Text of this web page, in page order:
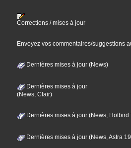
Corrections / mises à jour
Envoyez vos commentaires/suggestions
Dernières mises à jour (News)
Dernières mises à jour
(News, Clair)
Dernières mises à jour (News, Hotbird
Dernières mises à jour (News, Astra